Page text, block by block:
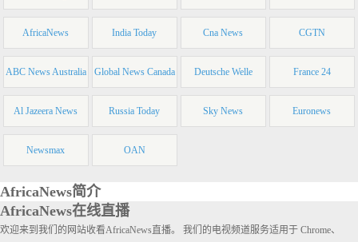
AfricaNews India Today Cna News CGTN
ABC News Australia Global News Canada Deutsche Welle France 24
Al Jazeera News Russia Today Sky News Euronews
Newsmax OAN
AfricaNews简介
AfricaNews在线直播
欢迎来到我们的网站收看AfricaNews直播。 我们的电视频道服务适用于 Chrome、